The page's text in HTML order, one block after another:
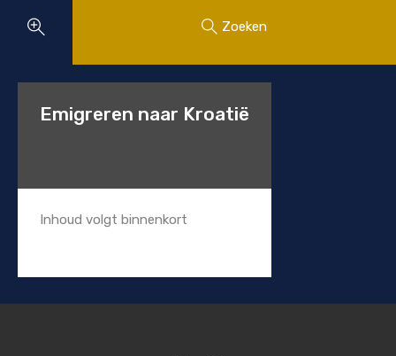
Zoeken
Emigreren naar Kroatië
Inhoud volgt binnenkort